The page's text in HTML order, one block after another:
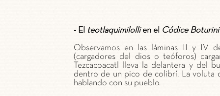
- El teotlaquimilollien el Códice Boturini
Observamos en las láminas II y IV
(cargadores del dios o teóforos)
Tezcacoacatl lleva la delantera y del
dentro de un pico de colibrí. La voluta
hablando con su pueblo.